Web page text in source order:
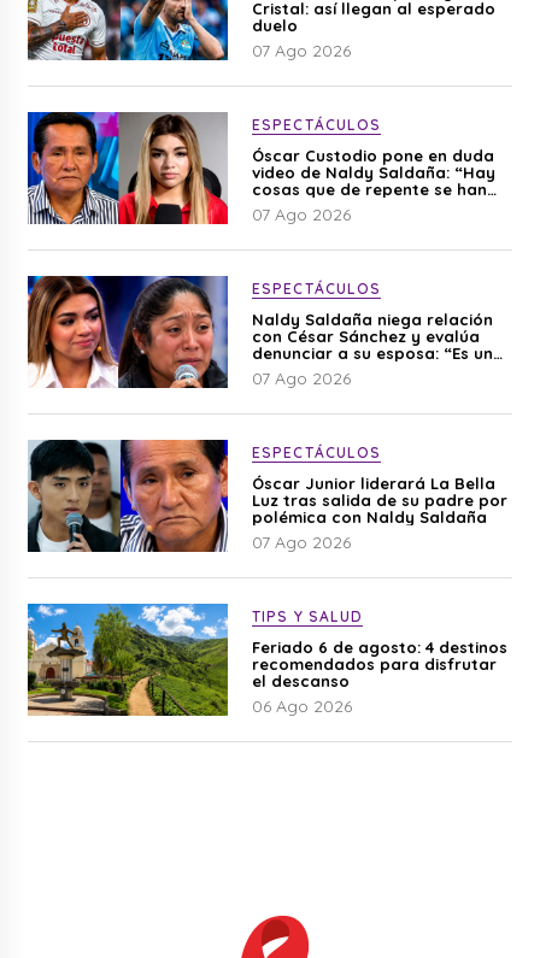
Cristal: así llegan al esperado
duelo
07 Ago 2026
ESPECTÁCULOS
Óscar Custodio pone en duda
video de Naldy Saldaña: “Hay
cosas que de repente se han
editado”
07 Ago 2026
ESPECTÁCULOS
Naldy Saldaña niega relación
con César Sánchez y evalúa
denunciar a su esposa: “Es una
difamación”
07 Ago 2026
ESPECTÁCULOS
Óscar Junior liderará La Bella
Luz tras salida de su padre por
polémica con Naldy Saldaña
07 Ago 2026
TIPS Y SALUD
Feriado 6 de agosto: 4 destinos
recomendados para disfrutar
el descanso
06 Ago 2026